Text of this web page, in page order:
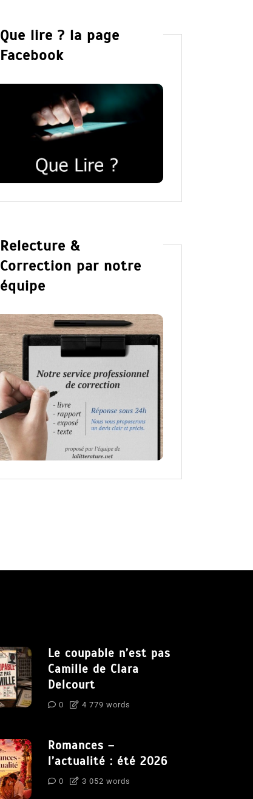
Que lire ? la page
Facebook
Relecture &
Correction par notre
équipe
Le coupable n’est pas
Camille de Clara
Delcourt
0 4 779 words
Romances –
l’actualité : été 2026
0 3 052 words